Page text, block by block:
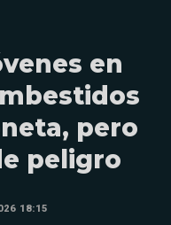
en
pero
peligro
18:15